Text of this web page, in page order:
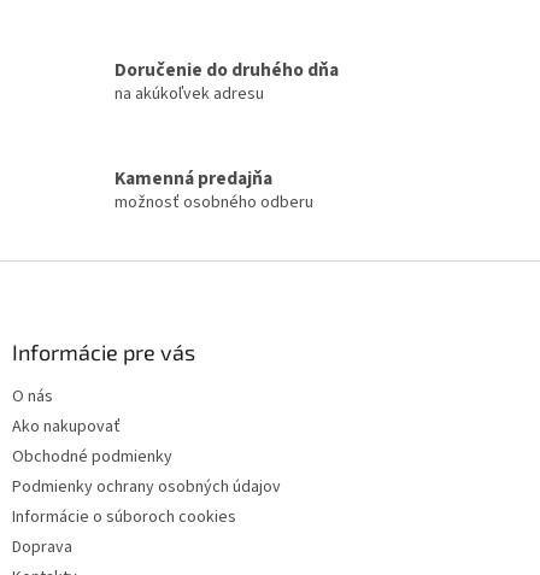
e
y
v
p
Doručenie do druhého dňa
na akúkoľvek adresu
Kamenná predajňa
možnosť osobného odberu
Informácie pre vás
O nás
Ako nakupovať
Obchodné podmienky
Podmienky ochrany osobných údajov
Informácie o súboroch cookies
Doprava